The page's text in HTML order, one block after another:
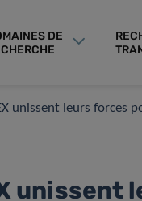
DE
unissent leurs